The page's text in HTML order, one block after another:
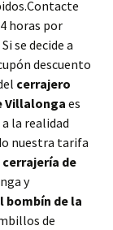
horas por
se decide a
descuento
cerrajero
Villalonga es
la realidad
nuestra tarifa
cerrajería de
y
bombín de la
de